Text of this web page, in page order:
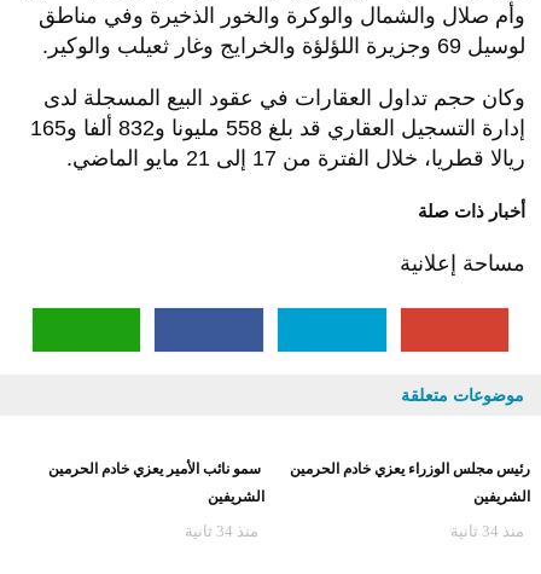
وأم صلال والشمال والوكرة والخور الذخيرة وفي مناطق
لوسيل 69 وجزيرة اللؤلؤة والخرايج وغار ثعيلب والوكير.
وكان حجم تداول العقارات في عقود البيع المسجلة لدى
إدارة التسجيل العقاري قد بلغ 558 مليونا و832 ألفا و165
ريالا قطريا، خلال الفترة من 17 إلى 21 مايو الماضي.
أخبار ذات صلة
مساحة إعلانية
موضوعات متعلقة
رئيس مجلس الوزراء يعزي خادم الحرمين
الشريفين
منذ 34 ثانية
سمو نائب الأمير يعزي خادم الحرمين
الشريفين
منذ 34 ثانية